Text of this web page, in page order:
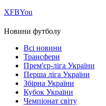
ХFBYou
Новини футболу
Всі новини
Трансфери
Прем'єр-ліга України
Перша ліга України
Збірна України
Кубок України
Чемпіонат світу